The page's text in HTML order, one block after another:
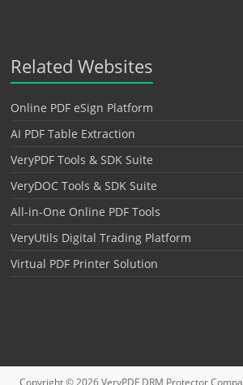
Related Websites
Online PDF eSign Platform
AI PDF Table Extraction
VeryPDF Tools & SDK Suite
VeryDOC Tools & SDK Suite
All-in-One Online PDF Tools
VeryUtils Digital Trading Platform
Virtual PDF Printer Solution
Copyright © 2026VeryPDF DRM Protector